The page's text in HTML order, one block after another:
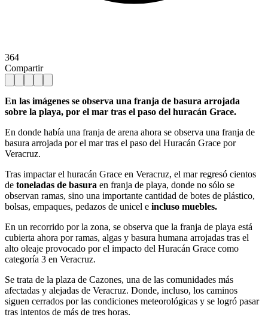
364
Compartir
En las imágenes se observa una franja de basura arrojada
sobre la playa, por el mar tras el paso del huracán Grace.
En donde había una franja de arena ahora se observa una franja de
basura arrojada por el mar tras el paso del Huracán Grace por
Veracruz.
Tras impactar el huracán Grace en Veracruz, el mar regresó cientos
de toneladas de basura en franja de playa, donde no sólo se
observan ramas, sino una importante cantidad de botes de plástico,
bolsas, empaques, pedazos de unicel e incluso muebles.
En un recorrido por la zona, se observa que la franja de playa está
cubierta ahora por ramas, algas y basura humana arrojadas tras el
alto oleaje provocado por el impacto del Huracán Grace como
categoría 3 en Veracruz.
Se trata de la plaza de Cazones, una de las comunidades más
afectadas y alejadas de Veracruz. Donde, incluso, los caminos
siguen cerrados por las condiciones meteorológicas y se logró pasar
tras intentos de más de tres horas.